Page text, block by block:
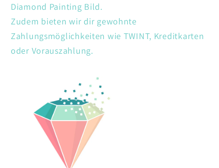
Diamond Painting Bild.
Zudem bieten wir dir gewohnte
Zahlungsmöglichkeiten wie TWINT, Kreditkarten
oder Vorauszahlung.